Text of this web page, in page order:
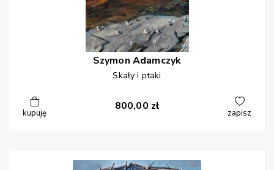
Szymon Adamczyk
Skały i ptaki
kupuję
800,00 zł
zapisz